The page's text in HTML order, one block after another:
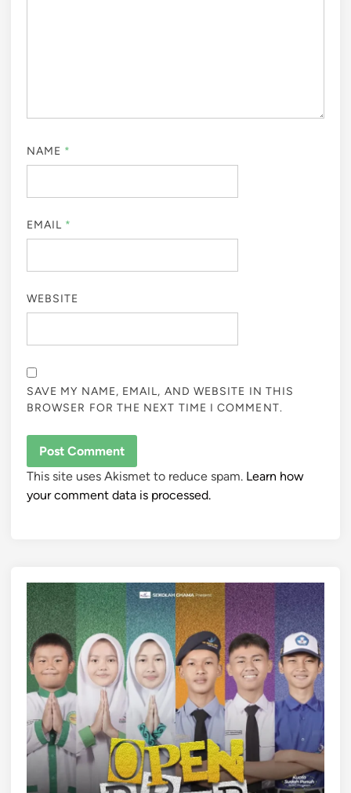
NAME *
EMAIL *
WEBSITE
SAVE MY NAME, EMAIL, AND WEBSITE IN THIS
BROWSER FOR THE NEXT TIME I COMMENT.
This site uses Akismet to reduce spam. Learn how
your comment data is processed.